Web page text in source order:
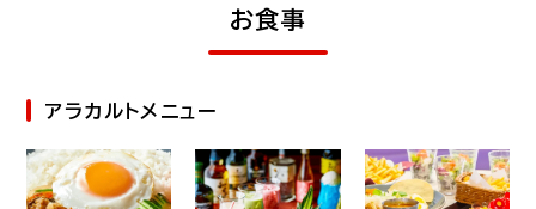
お食事
アラカルトメニュー